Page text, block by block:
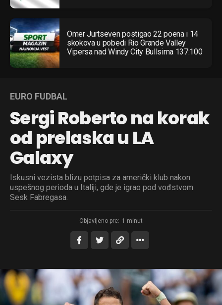
Omer Jurtseven postigao 22 poena i 14
skokova u pobedi Rio Grande Valley
Vipersa nad Windy City Bullsima 137:100
EURO FUDBAL
Sergi Roberto na korak
od prelaska u LA
Galaxy
Iskusni vezista blizu potpisa za američki klub nakon
uspešnog perioda u Italiji, gde je igrao pod vođstvom
Sesk Fabregasa.
Objavljeno pre: 1 minut